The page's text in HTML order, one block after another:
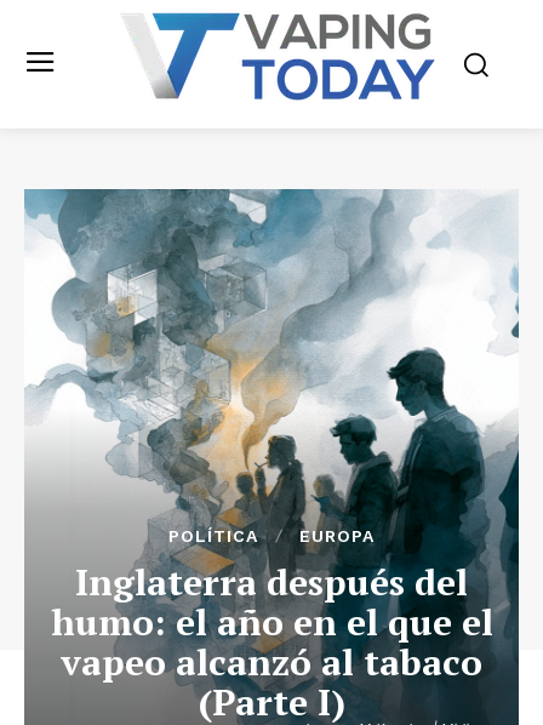
POLÍTICA EUROPA
Inglaterra después del
humo: el año en el que el
vapeo alcanzó al tabaco
(Parte I)